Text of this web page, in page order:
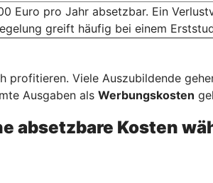
Euro pro Jahr absetzbar. Ein
greift häufig bei einem
profitieren. Viele Auszubildende
Ausgaben als Werbungskosten
absetzbare Kosten